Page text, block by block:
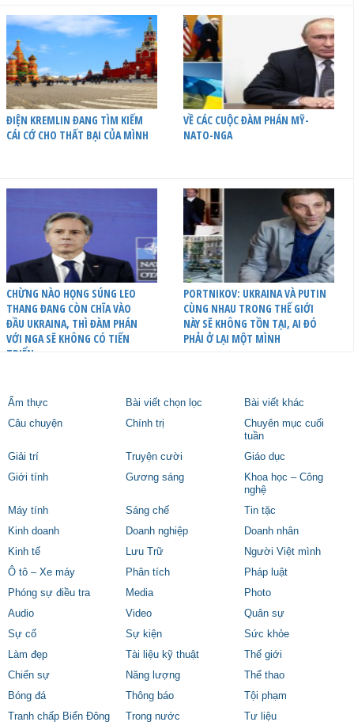
ĐIỆN KREMLIN ĐANG TÌM KIẾM
CÁI CỚ CHO THẤT BẠI CỦA MÌNH
VỀ CÁC CUỘC ĐÀM PHÁN MỸ-
NATO-NGA
CHỪNG NÀO HỌNG SÚNG LEO
THANG ĐANG CÒN CHĨA VÀO
ĐẦU UKRAINA, THÌ ĐÀM PHÁN
VỚI NGA SẼ KHÔNG CÓ TIẾN
TRIỂN
PORTNIKOV: UKRAINA VÀ PUTIN
CÙNG NHAU TRONG THẾ GIỚI
NÀY SẼ KHÔNG TỒN TẠI, AI ĐÓ
PHẢI Ở LẠI MỘT MÌNH
Ẩm thực Bài viết chọn lọc
Bài viết khác
Câu chuyện
Chính trị
Chuyên mục cuối
tuần
Giải trí
Truyện cười
Giáo dục
Giới tính
Gương sáng
Khoa học – Công
nghệ
Máy tính
Sáng chế
Tin tặc
Kinh doanh
Doanh nghiệp
Doanh nhân
Kinh tế
Lưu Trữ
Người Việt mình
Ô tô – Xe máy
Phân tích
Pháp luật
Phóng sự điều tra
Media
Photo
Audio
Video
Quân sự
Sự cố
Sự kiện
Sức khỏe
Làm đẹp
Tài liệu kỹ thuật
Thế giới
Chiến sự
Năng lượng
Thể thao
Bóng đá
Thông báo
Tội phạm
Tranh chấp Biển Đông
Trong nước Tư liệu